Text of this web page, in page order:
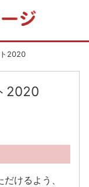
2020
2020
けるよう、